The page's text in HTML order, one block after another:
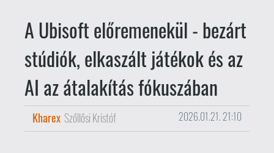
AI az átalakítás fókuszában
Kharex Szőllősi Kristóf 2026.01.21. 21:10
Egy ideje már lehetett látni, hogy
a Ubisoft komoly pénzügyi
gondokkal küszködik, és